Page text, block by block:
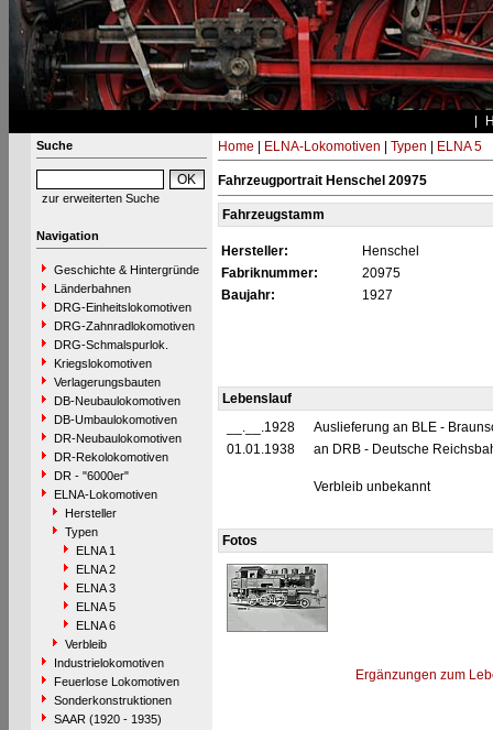
Suche
zur erweiterten Suche
Navigation
Geschichte & Hintergründe
Länderbahnen
DRG-Einheitslokomotiven
DRG-Zahnradlokomotiven
DRG-Schmalspurlok.
Kriegslokomotiven
Verlagerungsbauten
DB-Neubaulokomotiven
DB-Umbaulokomotiven
DR-Neubaulokomotiven
DR-Rekolokomotiven
DR - "6000er"
ELNA-Lokomotiven
Hersteller
Typen
ELNA 1
ELNA 2
ELNA 3
ELNA 5
ELNA 6
Verbleib
Industrielokomotiven
Feuerlose Lokomotiven
Sonderkonstruktionen
SAAR (1920 - 1935)
Home ELNA-Lokomotiven Typen ELNA 5
Fahrzeugportrait Henschel 20975
Fahrzeugstamm
Hersteller:
Henschel
Fabriknummer:
20975
Baujahr:
1927
Lebenslauf
__.__.1928
Auslieferung an BLE -
01.01.1938
an DRB - Deutsche
Verbleib unbekannt
Fotos
Ergänzungen zum